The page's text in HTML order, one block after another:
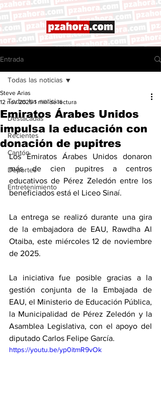
Entrada
Todas las noticias
Destacadas
Recientes
Cantón
Deportes
Entretenimiento
Todas las noticias
Emiratos Árabes Unidos
impulsa la educación con
donación de pupitres
Steve Arias
12 nov 2025 1 min de lectura
Los Emiratos Árabes Unidos donaron
más de cien pupitres a centros
educativos de Pérez Zeledón entre los
beneficiados está el Liceo Sinaí.
La entrega se realizó durante una gira
de la embajadora de EAU, Rawdha Al
Otaiba, este miércoles 12 de noviembre
de 2025.
La iniciativa fue posible gracias a la
gestión conjunta de la Embajada de
EAU, el Ministerio de Educación Pública,
la Municipalidad de Pérez Zeledón y la
Asamblea Legislativa, con el apoyo del
diputado Carlos Felipe García.
https://youtu.be/yp0itmR9vOk